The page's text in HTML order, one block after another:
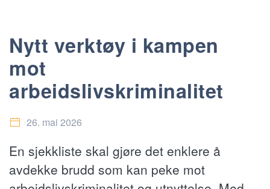
Nytt verktøy i kampen
mot
arbeidslivskriminalitet
26. mai 2026
En sjekkliste skal gjøre det enklere å
avdekke brudd som kan peke mot